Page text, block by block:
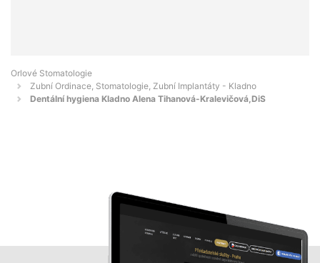
Orlové Stomatologie
Zubní Ordinace, Stomatologie, Zubní Implantáty - Kladno
Dentální hygiena Kladno Alena Tihanová-Kralevičová,DiS